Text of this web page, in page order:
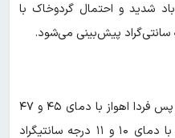
شدید و احتمال گردوخاک با
ضیاییان در پایان گفت: طی فردا و پس فردا اهواز با دمای ۴۵ و ۴۷
درجه سانتیگراد گرم‌ترین و شهرکرد با دمای ۱۰ و ۱۱ درجه سانتیگراد